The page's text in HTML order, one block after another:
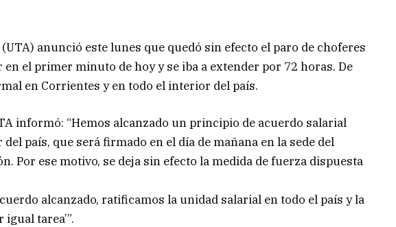
anunció este lunes que quedó sin efecto el paro de choferes
en el primer minuto de hoy y se iba a extender por 72 horas. De
en Corrientes y en todo el interior del país.
informó: “Hemos alcanzado un principio de acuerdo salarial
país, que será firmado en el día de mañana en la sede del
Por ese motivo, se deja sin efecto la medida de fuerza dispuesta
alcanzado, ratificamos la unidad salarial en todo el país y la
tarea’”.